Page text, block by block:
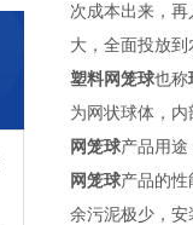
次成本出来，
大，全面投放
塑料网笼球也称
为网状球体，内
网笼球产品用途
网笼球产品的
余污泥极少，安